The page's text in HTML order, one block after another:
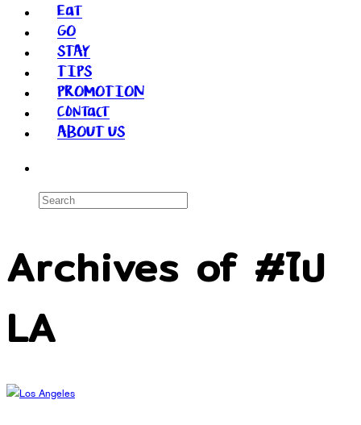
Eat
GO
STAY
TIPS
PROMOTION
Contact
ABOUT US
Archives of #ไป
LA